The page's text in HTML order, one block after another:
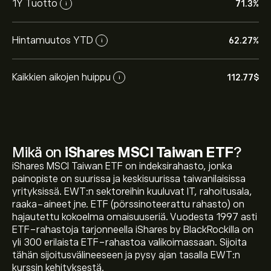
1Y Tuotto i 71.3%
Hintamuutos YTD i 62.27%
Kaikkien aikojen huippu i 112.77‎$‎
Mikä on iShares MSCI Taiwan ETF?
iShares MSCI Taiwan ETF on indeksirahasto, jonka
painopiste on suurissa ja keskisuurissa taiwanilaisissa
yrityksissä. EWT:n sektoreihin kuuluvat IT, rahoitusala,
raaka-aineet jne. ETF (pörssinoteerattu rahasto) on
hajautettu kokoelma omaisuuseriä. Vuodesta 1997 asti
ETF-rahastoja tarjonneella iShares by BlackRockilla on
yli 300 erilaista ETF-rahastoa valikoimassaan. Sijoita
tähän sijoitusvälineeseen ja pysy ajan tasalla EWT:n
kurssin kehityksestä.
Instrumentin EWT tämänhetkinen hinta on 103.09‎$‎
Instrumentin iShares MSCI Taiwan ETF kaikkien aikojen
huippu on 112.77‎$‎
Valitse "1D" tai "1W" aikaväli eToro-kaaviosta ja loitonna